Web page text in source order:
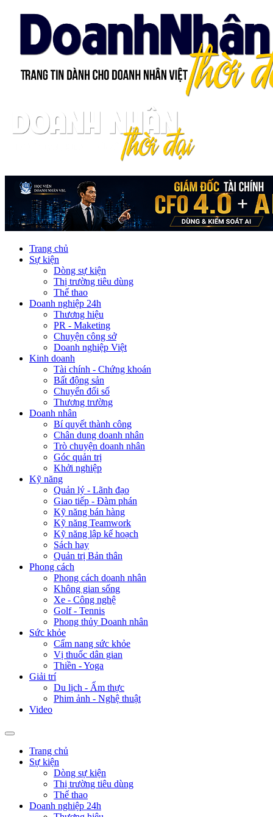
Trang chủ
Sự kiện
Dòng sự kiện
Thị trường tiêu dùng
Thể thao
Doanh nghiệp 24h
Thương hiệu
PR - Maketing
Chuyện công sở
Doanh nghiệp Việt
Kinh doanh
Tài chính - Chứng khoán
Bất động sản
Chuyển đổi số
Thương trường
Doanh nhân
Bí quyết thành công
Chân dung doanh nhân
Trò chuyện doanh nhân
Góc quản trị
Khởi nghiệp
Kỹ năng
Quản lý - Lãnh đạo
Giao tiếp - Đàm phán
Kỹ năng bán hàng
Kỹ năng Teamwork
Kỹ năng lập kế hoạch
Sách hay
Quản trị Bản thân
Phong cách
Phong cách doanh nhân
Không gian sống
Xe - Công nghệ
Golf - Tennis
Phong thủy Doanh nhân
Sức khỏe
Cẩm nang sức khỏe
Vị thuốc dân gian
Thiền - Yoga
Giải trí
Du lịch - Ẩm thực
Phim ảnh - Nghệ thuật
Video
Trang chủ
Sự kiện
Dòng sự kiện
Thị trường tiêu dùng
Thể thao
Doanh nghiệp 24h